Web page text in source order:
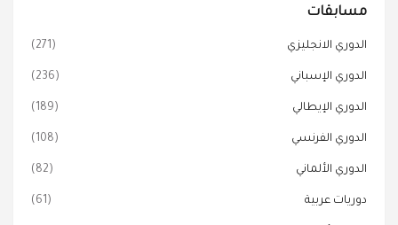
مسابقات
الدوري الانجليزي (271)
الدوري الإسباني (236)
الدوري الإيطالي (189)
الدوري الفرنسي (108)
الدوري الألماني (82)
دوريات عربية (61)